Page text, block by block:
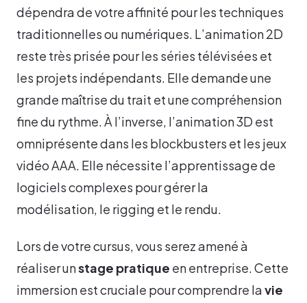
dépendra de votre affinité pour les techniques
traditionnelles ou numériques. L’animation 2D
reste très prisée pour les séries télévisées et
les projets indépendants. Elle demande une
grande maîtrise du trait et une compréhension
fine du rythme. À l’inverse, l’animation 3D est
omniprésente dans les blockbusters et les jeux
vidéo AAA. Elle nécessite l’apprentissage de
logiciels complexes pour gérer la
modélisation, le rigging et le rendu.
Lors de votre cursus, vous serez amené à
réaliser unstage pratique en entreprise. Cette
immersion est cruciale pour comprendre lavie